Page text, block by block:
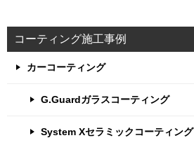
コーティング施工事例
カーコーティング
G.Guardガラスコーティング
System Xセラミックコーティング